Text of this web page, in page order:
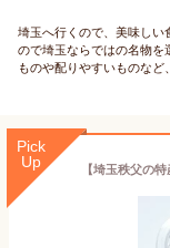
埼玉へ行くので、美味しい
ので埼玉ならではの名物を
ものや配りやすいものなど
Pick
Up